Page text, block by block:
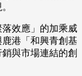
效應」的加乘威
港「和興青創基
與市場連結的創